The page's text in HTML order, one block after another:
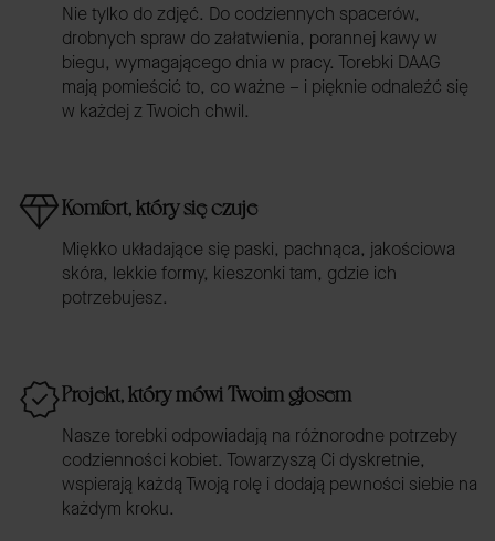
Nie tylko do zdjęć. Do codziennych spacerów,
drobnych spraw do załatwienia, porannej kawy w
biegu, wymagającego dnia w pracy. Torebki DAAG
mają pomieścić to, co ważne – i pięknie odnaleźć się
w każdej z Twoich chwil.
Komfort, który się czuje
Miękko układające się paski, pachnąca, jakościowa
skóra, lekkie formy, kieszonki tam, gdzie ich
potrzebujesz.
Projekt, który mówi Twoim głosem
Nasze torebki odpowiadają na różnorodne potrzeby
codzienności kobiet. Towarzyszą Ci dyskretnie,
wspierają każdą Twoją rolę i dodają pewności siebie na
każdym kroku.